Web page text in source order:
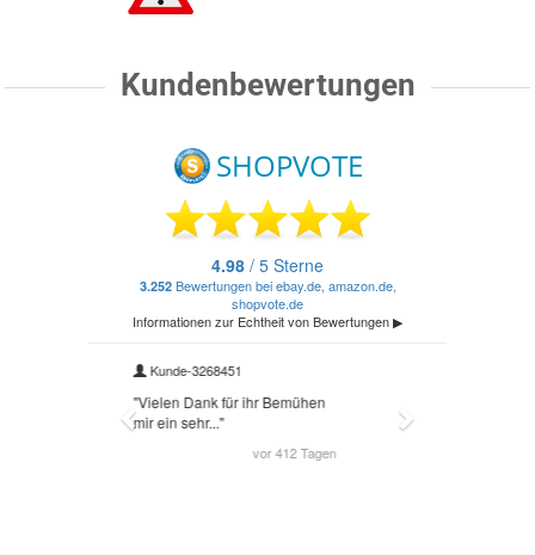
Kundenbewertungen